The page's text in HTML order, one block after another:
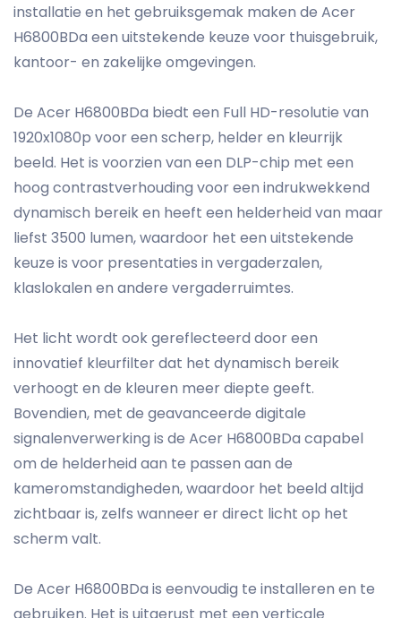
installatie en het gebruiksgemak maken de Acer
H6800BDa een uitstekende keuze voor thuisgebruik,
kantoor- en zakelijke omgevingen.
De Acer H6800BDa biedt een Full HD-resolutie van
1920x1080p voor een scherp, helder en kleurrijk
beeld. Het is voorzien van een DLP-chip met een
hoog contrastverhouding voor een indrukwekkend
dynamisch bereik en heeft een helderheid van maar
liefst 3500 lumen, waardoor het een uitstekende
keuze is voor presentaties in vergaderzalen,
klaslokalen en andere vergaderruimtes.
Het licht wordt ook gereflecteerd door een
innovatief kleurfilter dat het dynamisch bereik
verhoogt en de kleuren meer diepte geeft.
Bovendien, met de geavanceerde digitale
signalenverwerking is de Acer H6800BDa capabel
om de helderheid aan te passen aan de
kameromstandigheden, waardoor het beeld altijd
zichtbaar is, zelfs wanneer er direct licht op het
scherm valt.
De Acer H6800BDa is eenvoudig te installeren en te
gebruiken. Het is uitgerust met een verticale